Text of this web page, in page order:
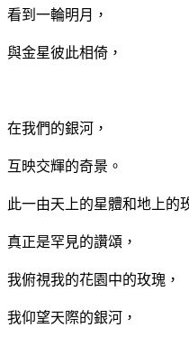
看到一輪明月，
與金星彼此相倚，
在我們的銀河，
互映交輝的奇景。
此一由天上的星體和地上的
真正是罕見的讚頌，
我俯視我的花園中的玫瑰，
我仰望天際的銀河，